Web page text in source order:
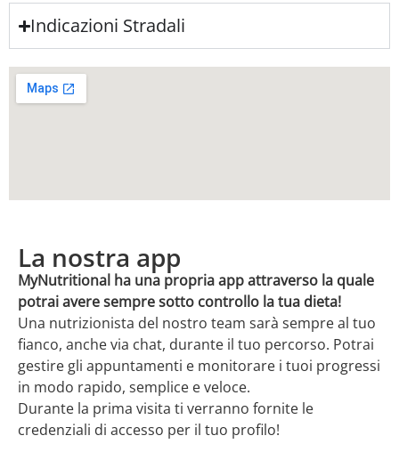
Indicazioni Stradali
La nostra app
MyNutritional ha una propria app attraverso la quale
potrai avere sempre sotto controllo la tua dieta!
Una nutrizionista del nostro team sarà sempre al tuo
fianco, anche via chat, durante il tuo percorso. Potrai
gestire gli appuntamenti e monitorare i tuoi progressi
in modo rapido, semplice e veloce.
Durante la prima visita ti verranno fornite le
credenziali di accesso per il tuo profilo!